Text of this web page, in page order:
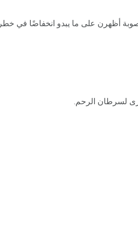
أظهرن على ما يبدو انخفاضًا في خطر
لسرطان الرحم.